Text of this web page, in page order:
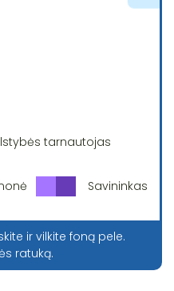
tarnautojas
Savininkas
ir vilkite foną pele.
ratuką.